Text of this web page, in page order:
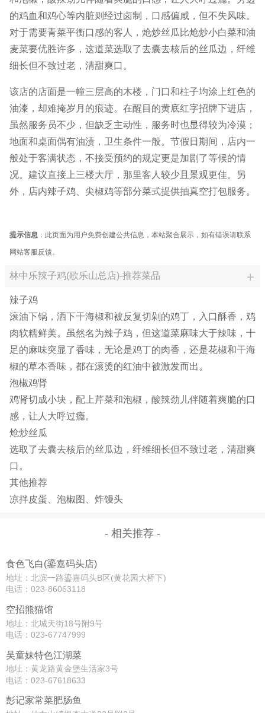
的鸡血和鸡心等内脏则经过卤制，口感偏咸，但不失风味。
对于需要青菜平衡口感的客人，炝炒丝瓜比炝炒小白菜和油
麦菜要优胜许多，这道菜选取了去囊去核后的丝瓜边，纤维
细长但不致过老，清甜爽口。
该店的店面是一幢三层高的木楼，门口和柱子均涂上红色的
油漆，却难掩岁月的痕迹。在醒目的黄底红字招牌下进店，
虽然服务员不少，但缺乏主动性，服务时也显得较为冷漠；
地面和桌面偶有油渍，卫生条件一般。节假日期间，店内一
般处于客满状态，不接受预约的规定更是加剧了等候的情
况。建议直接上三楼大厅，那里客人较少且景观更佳。另
外，店内辣子鸡、尖椒鸡等部分菜式提供抽真空打包服务。
提示信息 ：此页面为用户免费创建公共信息，本站聚合展示，如有错误请联系
网站客服反馈。
林中乐辣子鸡(歌乐山总店)-推荐菜品
辣子鸡
滚油下锅，洒下干海椒和被反复切剁的鸡丁，入口酥香，鸡
肉软糯鲜美。虽然名为辣子鸡，但这道菜麻味大于辣味，十
足的麻味突显了香味，无论是鸡丁的肉香，还是花椒和干海
椒的草本香味，都在滚烫的红油中被激发而出。
泡椒鸡肾
鸡肾切成小块，配上芹菜和泡椒，酸辣劲儿伴随着爽脆的口
感，让人大呼过瘾。
炝炒丝瓜
选取了去囊去核后的丝瓜边，纤维细长但不致过老，清甜爽
口。
其他推荐
凉拌皮蛋、泡椒图、炸馒头
- 相关推荐 -
食色飞白(鎏嘉码头店)
地址：北滨一路鎏嘉码头B区(黄花园大桥下)
电话：023-86063118
空招熊猫馆
地址：北城天街18号附9号
电话：023-67747999
吴童妹特色江湖菜
地址：黄龙路黄金堡生活家3号
电话：023-67618633
彭记家常菜肥肠鱼